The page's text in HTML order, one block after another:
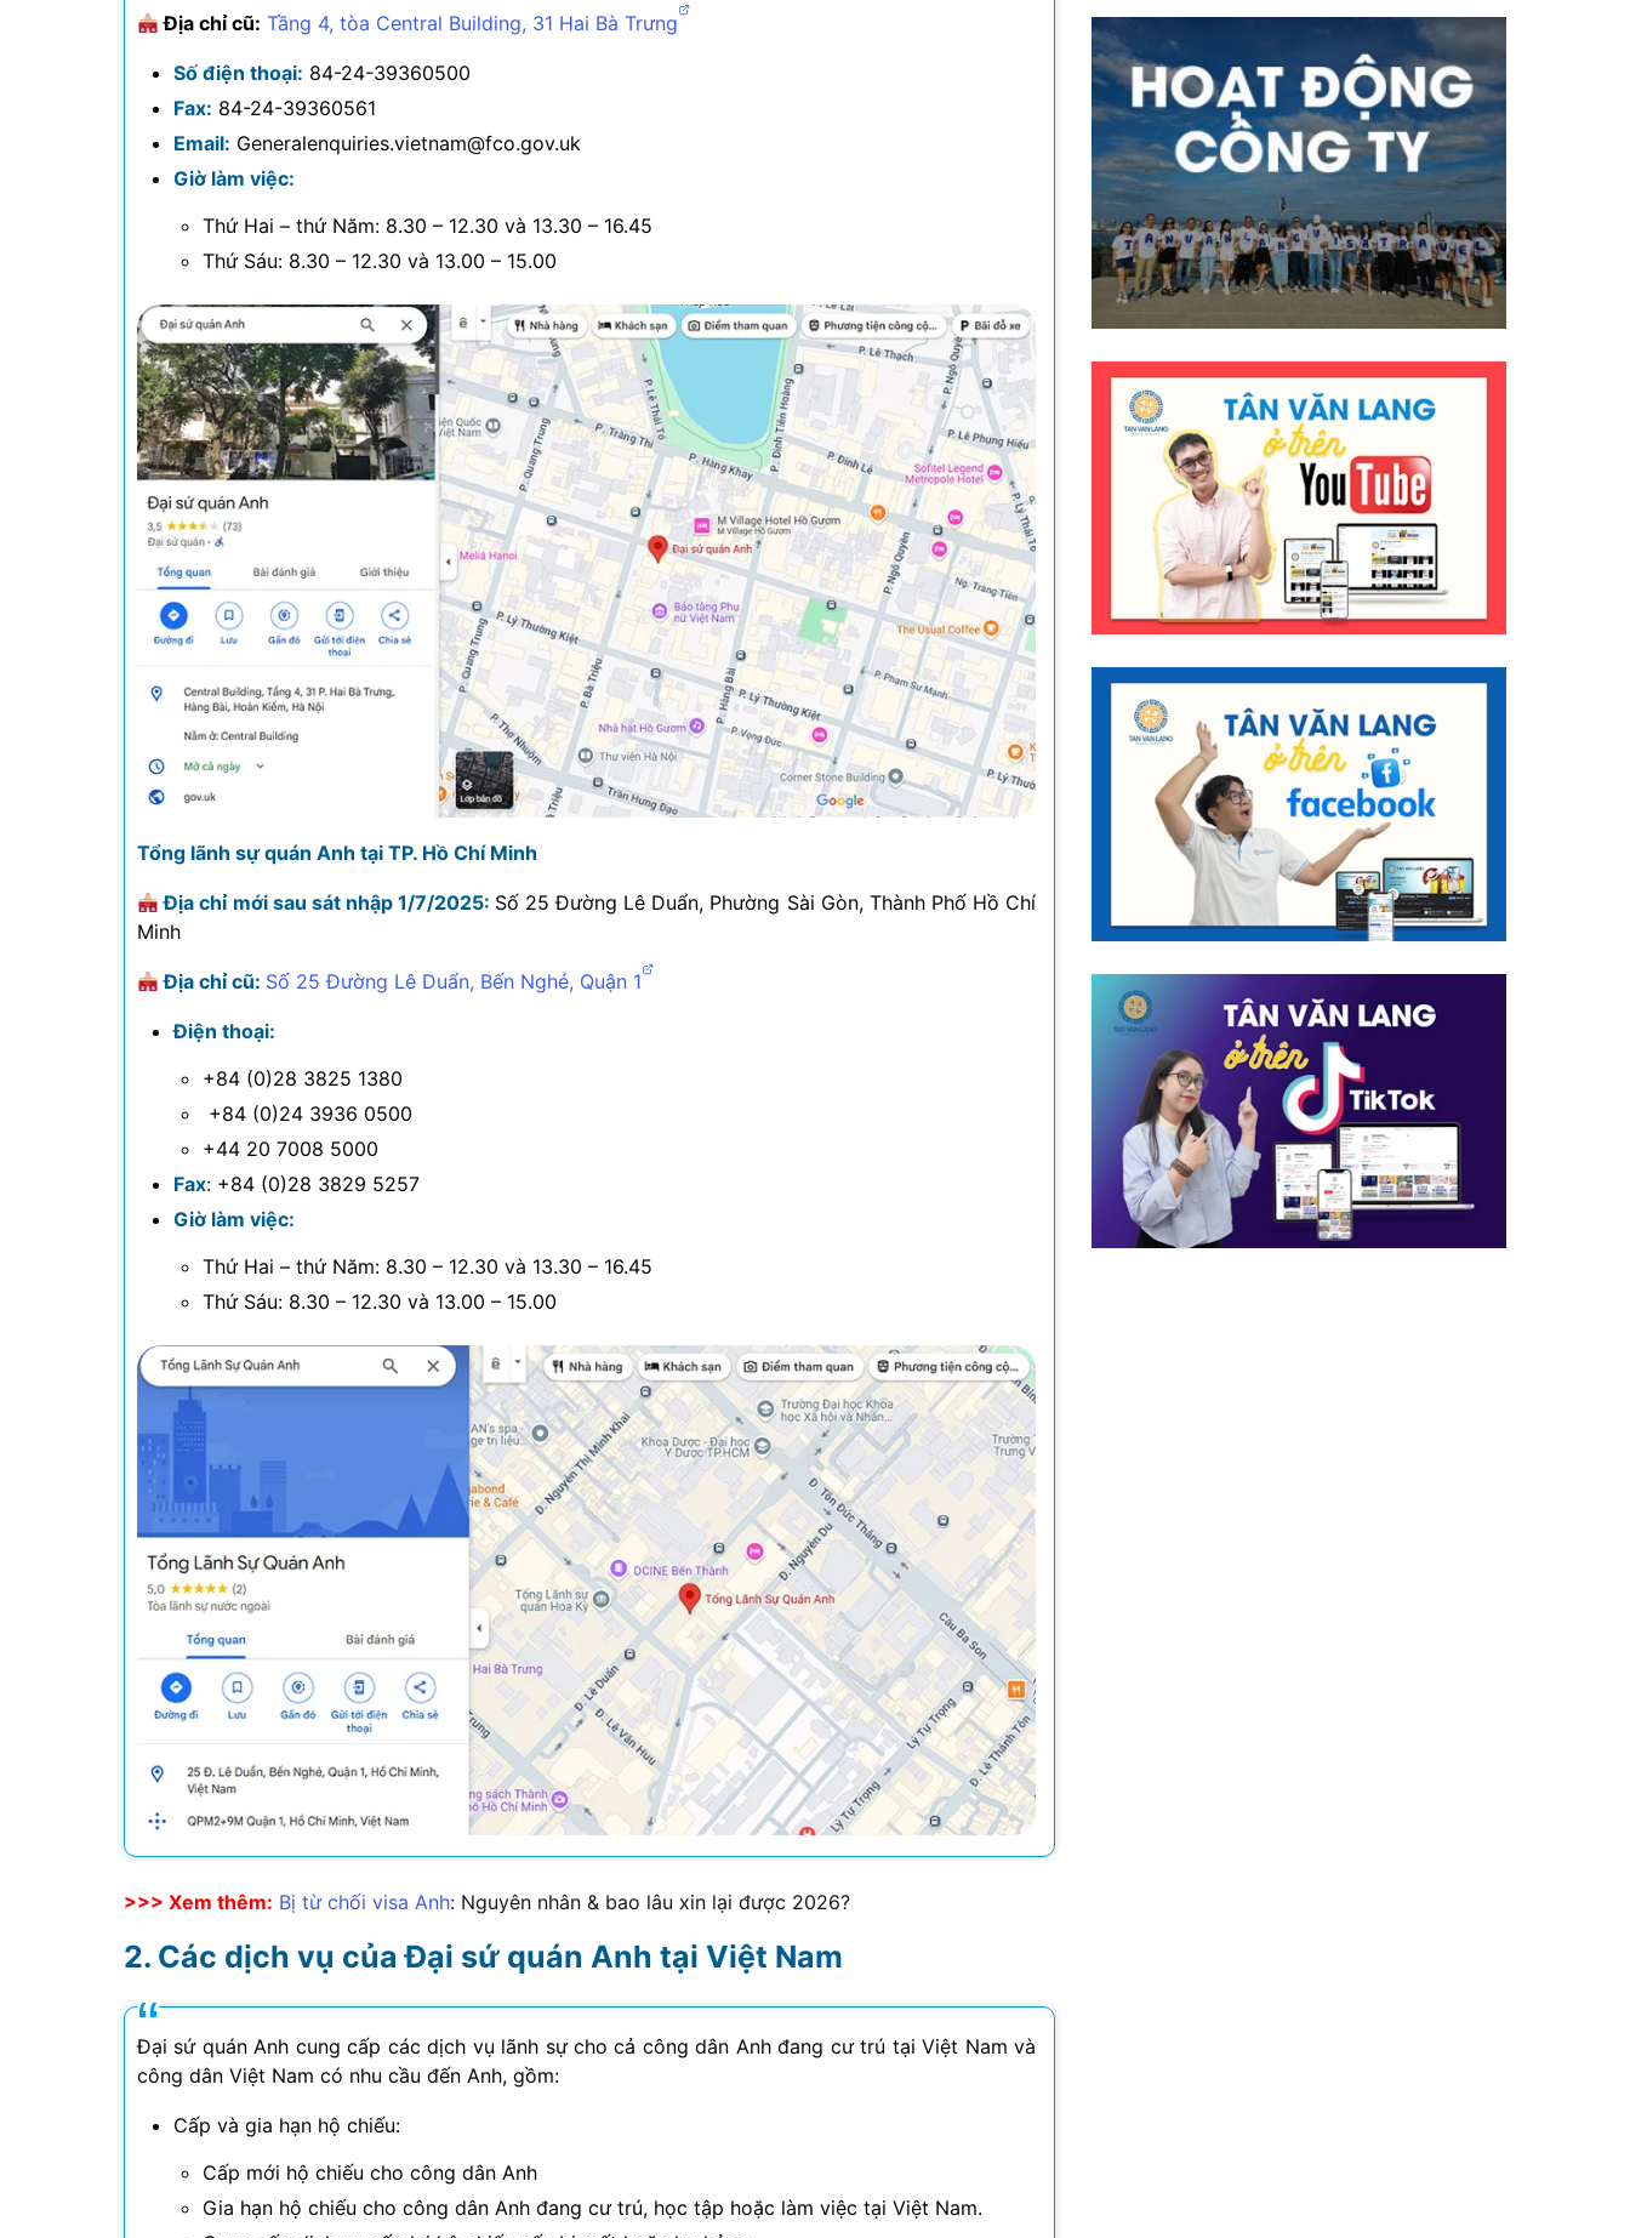
Địa chỉ cũ: Tầng 4, tòa Central Building, 31 Hai Bà Trưng
Số điện thoại: 84-24-39360500
Fax: 84-24-39360561
Email: Generalenquiries.vietnam@fco.gov.uk
Giờ làm việc:
Thứ Hai – thứ Năm: 8.30 – 12.30 và 13.30 – 16.45
Thứ Sáu: 8.30 – 12.30 và 13.00 – 15.00
Tổng lãnh sự quán Anh tại TP. Hồ Chí Minh
Địa chỉ mới sau sát nhập 1/7/2025: Số 25 Đường Lê Duẩn, Phường Sài Gòn, Thành Phố Hồ Chí
Minh
Địa chỉ cũ: Số 25 Đường Lê Duẩn, Bến Nghé, Quận 1
Điện thoại:
+84 (0)28 3825 1380
+84 (0)24 3936 0500
+44 20 7008 5000
Fax: +84 (0)28 3829 5257
Giờ làm việc:
Thứ Hai – thứ Năm: 8.30 – 12.30 và 13.30 – 16.45
Thứ Sáu: 8.30 – 12.30 và 13.00 – 15.00
>>> Xem thêm: Bị từ chối visa Anh: Nguyên nhân & bao lâu xin lại được 2026?
Các dịch vụ của Đại sứ quán Anh tại Việt Nam
Đại sứ quán Anh cung cấp các dịch vụ lãnh sự cho cả công dân Anh đang cư trú tại Việt Nam và
công dân Việt Nam có nhu cầu đến Anh, gồm:
Cấp và gia hạn hộ chiếu:
Cấp mới hộ chiếu cho công dân Anh
Gia hạn hộ chiếu cho công dân Anh đang cư trú, học tập hoặc làm việc tại Việt Nam.
có nhiều thành công tốt đẹp
hơn ạ. E cảm ơn